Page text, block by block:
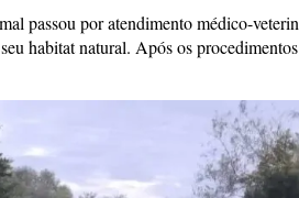
passou por atendimento médico-
habitat natural. Após os